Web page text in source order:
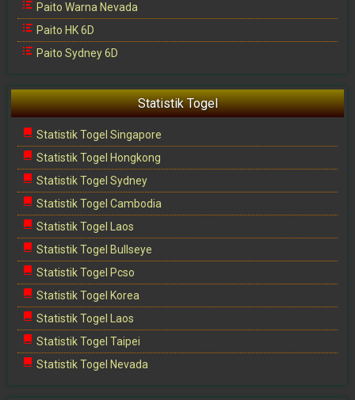
Paito Warna Nevada
Paito HK 6D
Paito Sydney 6D
Statistik Togel
Statistik Togel Singapore
Statistik Togel Hongkong
Statistik Togel Sydney
Statistik Togel Cambodia
Statistik Togel Laos
Statistik Togel Bullseye
Statistik Togel Pcso
Statistik Togel Korea
Statistik Togel Laos
Statistik Togel Taipei
Statistik Togel Nevada